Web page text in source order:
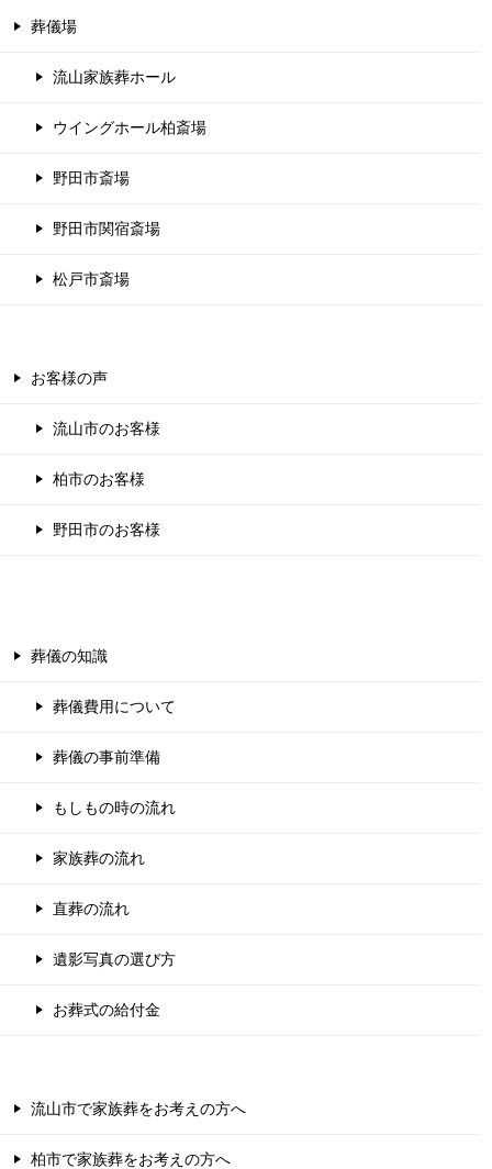
葬儀場
流山家族葬ホール
ウイングホール柏斎場
野田市斎場
野田市関宿斎場
松戸市斎場
お客様の声
流山市のお客様
柏市のお客様
野田市のお客様
葬儀の知識
葬儀費用について
葬儀の事前準備
もしもの時の流れ
家族葬の流れ
直葬の流れ
遺影写真の選び方
お葬式の給付金
流山市で家族葬をお考えの方へ
柏市で家族葬をお考えの方へ